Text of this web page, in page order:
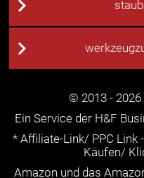
© 2013 -
Ein Service der H&F
* Affiliate-Link/ PPC Link
Käufen/
Amazon und das